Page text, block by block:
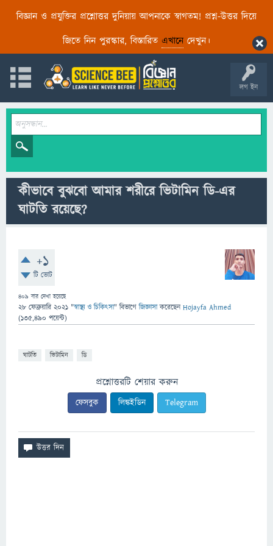
বিজ্ঞান ও প্রযুক্তির প্রশ্নোত্তর দুনিয়ায় আপনাকে স্বাগতম! প্রশ্ন-উত্তর দিয়ে
জিতে নিন পুরস্কার, বিস্তারিত এখানেদেখুন।
লগ ইন
কীভাবে বুঝবো আমার শরীরে ভিটামিন ডি-এর
ঘাটতি রয়েছে?
+1
টি ভোট
409 বার দেখা হয়েছে
28 ফেব্রুয়ারি 2021 "স্বাস্থ্য ও চিকিৎসা" বিভাগে জিজ্ঞাসাকরেছেনHojayfa Ahmed
(135,490 পয়েন্ট)
ঘাটতি ভিটামিন ডি
প্রশ্নোত্তরটি শেয়ার করুন
ফেসবুক লিঙ্কইডিন Telegram